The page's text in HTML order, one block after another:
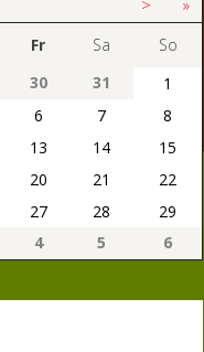
> »
Fr Sa
So
30 31
1
6 7
8
13 14
15
20 21
22
27 28
29
4 5 6